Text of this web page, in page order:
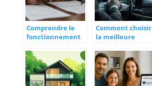
Comprendre le
fonctionnement
emprunteur pour
votre prêt
immobilier
Comment choisir
la meilleure
VTC et bénéficier
d’une protection
optimale